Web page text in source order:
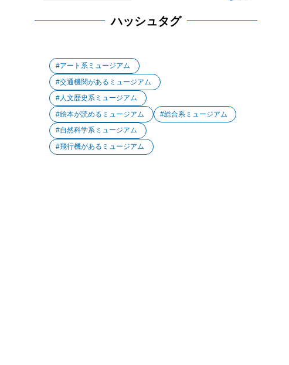
ハッシュタグ
アート系ミュージアム
交通機関があるミュージアム
人文歴史系ミュージアム
絵本が読めるミュージアム
総合系ミュージアム
自然科学系ミュージアム
飛行機があるミュージアム